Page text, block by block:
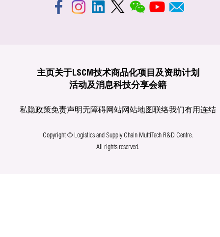
主页关于LSCM技术商品化项目及资助计划
活动及消息科技分享会籍
私隐政策免责声明无障碍网站网站地图联络我们有用连结
Copyright © Logistics and Supply Chain MultiTech R&D Centre.
All rights reserved.